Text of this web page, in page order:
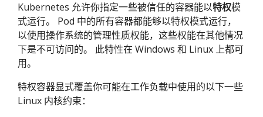
Kubernetes 允许你指定一些被信任的容器能以特权模
式运行。 Pod 中的所有容器都能够以特权模式运行，
以使用操作系统的管理性质权能，这些权能在其他情况
下是不可访问的。 此特性在 Windows 和 Linux 上都可
用。
特权容器显式覆盖你可能在工作负载中使用的以下一些
Linux 内核约束：